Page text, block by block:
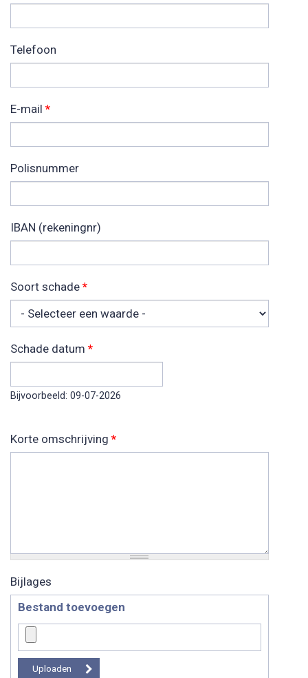
Telefoon
E-mail *
Polisnummer
IBAN (rekeningnr)
Soort schade *
Schade datum *
Bijvoorbeeld: 09-07-2026
Korte omschrijving *
Bijlages
Bestand toevoegen